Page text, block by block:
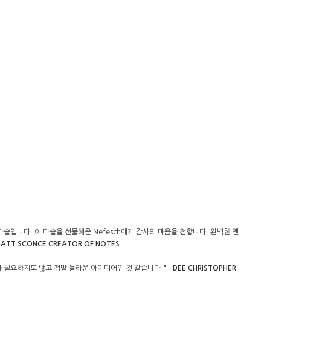
입니다. 이 마술을 선물해준 Nefesch에게 감사의 마음을 전합니다. 완벽한 멘
SCONCE CREATOR OF NOTES
요하지도 않고 정말 놀라운 아이디어인 것 같습니다!" - DEE CHRISTOPHER